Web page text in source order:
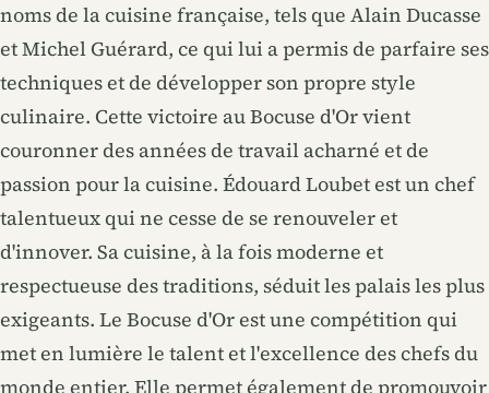
noms de la cuisine française, tels que Alain Ducasse
et Michel Guérard, ce qui lui a permis de parfaire ses
techniques et de développer son propre style
culinaire. Cette victoire au Bocuse d'Or vient
couronner des années de travail acharné et de
passion pour la cuisine. Édouard Loubet est un chef
talentueux qui ne cesse de se renouveler et
d'innover. Sa cuisine, à la fois moderne et
respectueuse des traditions, séduit les palais les plus
exigeants. Le Bocuse d'Or est une compétition qui
met en lumière le talent et l'excellence des chefs du
monde entier. Elle permet également de promouvoir